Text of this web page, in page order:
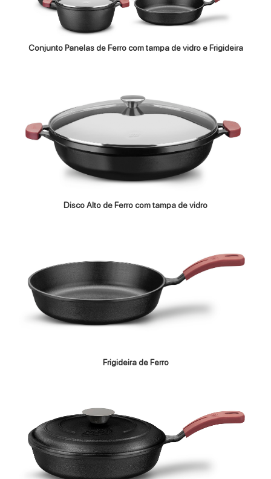
Conjunto Panelas de Ferro com tampa de vidro e Frigideira
Disco Alto de Ferro com tampa de vidro
Frigideira de Ferro